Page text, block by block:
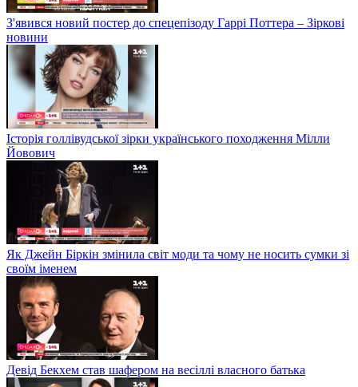
З'явився новий постер до спецепізоду Гаррі Поттера – Зіркові
новини
Історія голлівудської зірки українського походження Мілли
Йовович
Як Джейн Біркін змінила світ моди та чому не носить сумки зі
своїм іменем
Девід Бекхем став шафером на весіллі власного батька